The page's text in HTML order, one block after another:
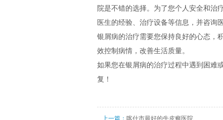
院是不错的选择。为了您个人安全和治
医生的经验、治疗设备等信息，并咨询
银屑病的治疗需要您保持良好的心态，
效控制病情，改善生活质量。
如果您在银屑病的治疗过程中遇到困难
复！
上一篇： 喀什市最好的牛皮癣医院